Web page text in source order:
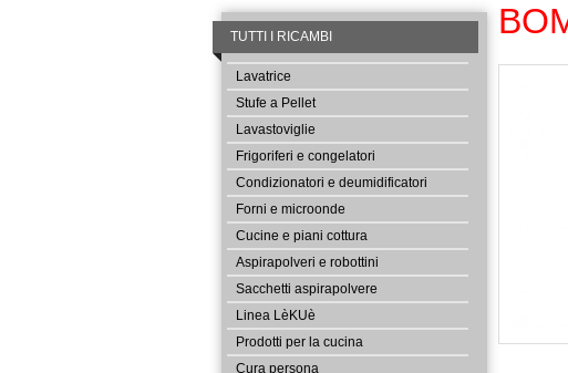
TUTTI I RICAMBI
Lavatrice
Stufe a Pellet
Lavastoviglie
Frigoriferi e congelatori
Condizionatori e deumidificatori
Forni e microonde
Cucine e piani cottura
Aspirapolveri e robottini
Sacchetti aspirapolvere
Linea LèKUè
Prodotti per la cucina
Cura persona